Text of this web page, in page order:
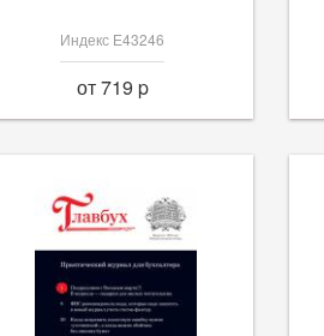
Индекс Е43246
от 719 p